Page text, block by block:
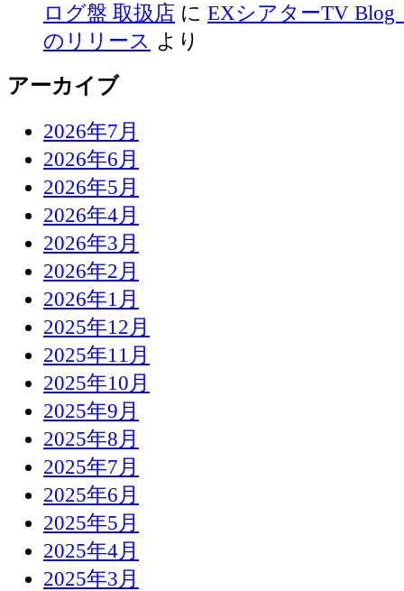
ログ盤 取扱店 に EXシアターTV Blog
のリリース より
アーカイブ
2026年7月
2026年6月
2026年5月
2026年4月
2026年3月
2026年2月
2026年1月
2025年12月
2025年11月
2025年10月
2025年9月
2025年8月
2025年7月
2025年6月
2025年5月
2025年4月
2025年3月